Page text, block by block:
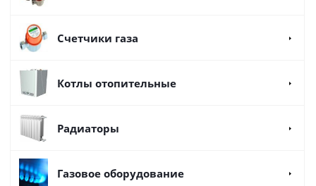
Счетчики газа
Котлы отопительные
Радиаторы
Газовое оборудование